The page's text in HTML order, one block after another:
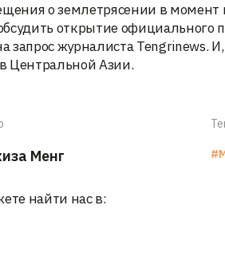
о землетрясении в момент
открытие официального
журналиста Tengrinews.
Центральной Азии.
Менг
найти нас в: